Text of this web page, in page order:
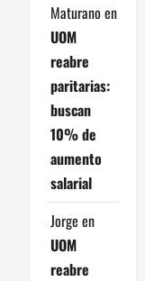
Maturano en
UOM
reabre
paritarias:
buscan
10% de
aumento
salarial
Jorge en
UOM
reabre